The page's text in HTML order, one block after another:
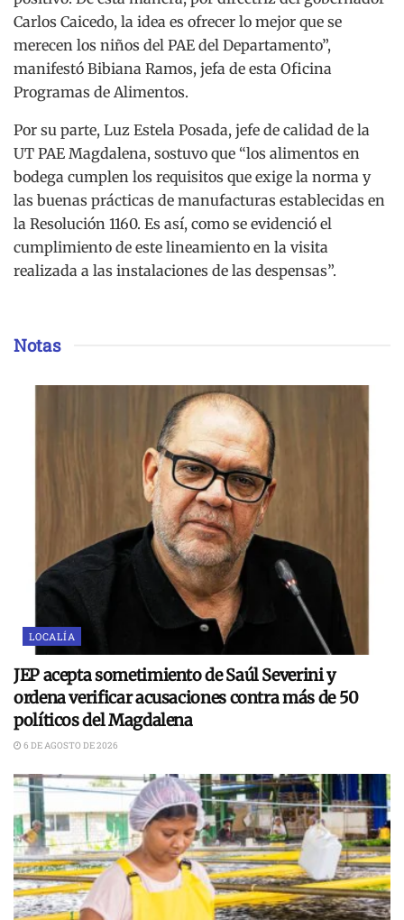
Carlos Caicedo, la idea es ofrecer lo mejor que se
merecen los niños del PAE del Departamento”,
manifestó Bibiana Ramos, jefa de esta Oficina
Programas de Alimentos.
Por su parte, Luz Estela Posada, jefe de calidad de la
UT PAE Magdalena, sostuvo que “los alimentos en
bodega cumplen los requisitos que exige la norma y
las buenas prácticas de manufacturas establecidas en
la Resolución 1160. Es así, como se evidenció el
cumplimiento de este lineamiento en la visita
realizada a las instalaciones de las despensas”.
Notas
LOCALÍA
JEP acepta sometimiento de Saúl Severini y
ordena verificar acusaciones contra más de 50
políticos del Magdalena
6 DE AGOSTO DE 2026